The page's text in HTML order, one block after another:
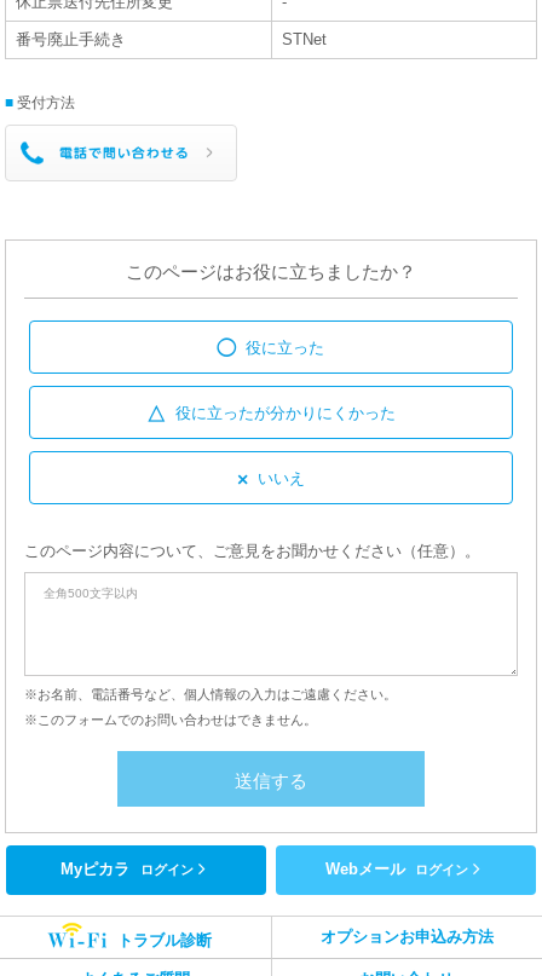
番号廃止手続き STNet
受付方法
このページはお役に立ちましたか？
◯ 役に立った
△ 役に立ったが分かりにくかった
× いいえ
このページ内容について、ご意見をお聞かせください（任意）。
※お名前、電話番号など、個人情報の入力はご遠慮ください。
※このフォームでのお問い合わせはできません。
Myピカラ ログイン Webメール ログイン
トラブル診断 オプションお申込み方法